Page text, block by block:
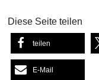
Diese Seite teilen
teilen
E-Mail